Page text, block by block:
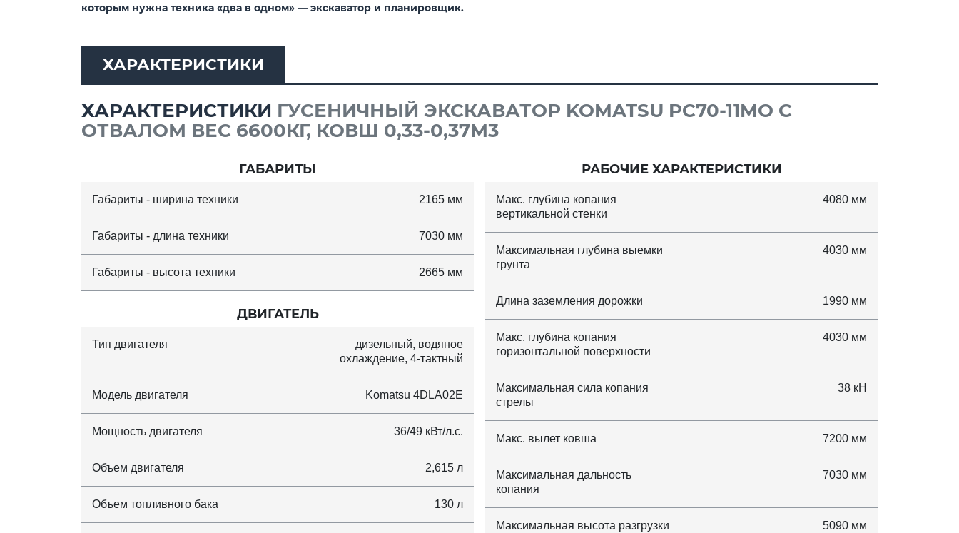
которым нужна техника «два в одном» — экскаватор и планировщик.
ХАРАКТЕРИСТИКИ
ХАРАКТЕРИСТИКИ ГУСЕНИЧНЫЙ ЭКСКАВАТОР KOMATSU PC70-11MO C
ОТВАЛОМ ВЕС 6600КГ, КОВШ 0,33-0,37М3
ГАБАРИТЫ
Габариты - ширина техники 2165 мм
Габариты - длина техники 7030 мм
Габариты - высота техники 2665 мм
ДВИГАТЕЛЬ
Тип двигателя
дизельный, водяное
охлаждение, 4-тактный
Модель двигателя Komatsu 4DLA02E
Мощность двигателя 36/49 кВт/л.с.
Объем двигателя 2,615 л
Объем топливного бака 130 л
РАБОЧИЕ ХАРАКТЕРИСТИКИ
Макс. глубина копания
вертикальной стенки
4080 мм
Максимальная глубина выемки
грунта
4030 мм
Длина заземления дорожки 1990 мм
Макс. глубина копания
горизонтальной поверхности
4030 мм
Максимальная сила копания
стрелы
38 кН
Макс. вылет ковша 7200 мм
Максимальная дальность
копания
7030 мм
Максимальная высота разгрузки 5090 мм